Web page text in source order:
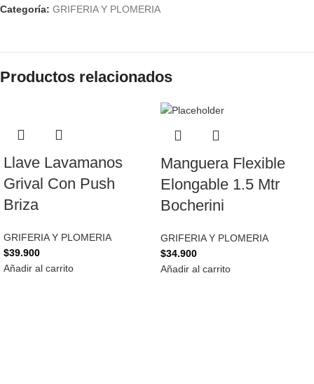
Categoría: GRIFERIA Y PLOMERIA
Productos relacionados
Llave Lavamanos
Grival Con Push
Briza
GRIFERIA Y PLOMERIA
$39.900
Añadir al carrito
Manguera Flexible
Elongable 1.5 Mtr
Bocherini
GRIFERIA Y PLOMERIA
$34.900
Añadir al carrito